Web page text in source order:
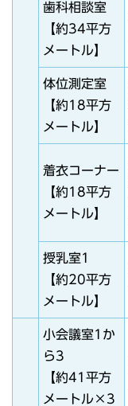
歯科相談室
【約34平方
メートル】
体位測定室
【約18平方
メートル】
着衣コーナー
【約18平方
メートル】
授乳室1
【約20平方
メートル】
小会議室1か
ら3
【約41平方
メートル×3